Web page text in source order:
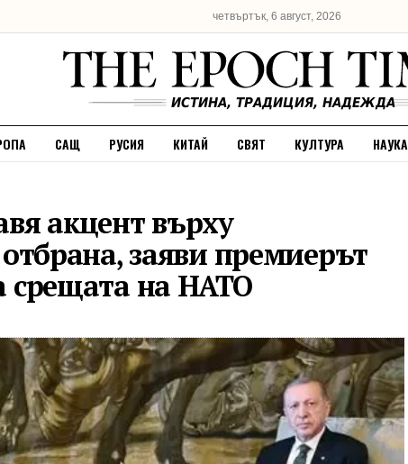
четвъртък, 6 август, 2026
САЩ РУСИЯ КИТАЙ СВЯТ КУЛТУРА НАУКА
акцент върху
отбрана, заяви премиерът
срещата на НАТО